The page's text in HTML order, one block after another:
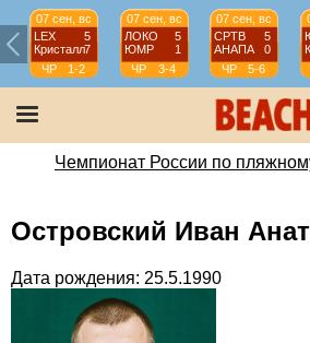
07 сен, вс
LEX
5
Кристалл7
ЧР
1-2
07 сен, вс
ЛОКО
5
ЮМР
1
ЧР
3-4
07 сен, вс
СРТВ
5
АНАПА
0
ЧР
5-6
Чемпионат России по
Островский Иван
Дата рождения: 25.5.1990